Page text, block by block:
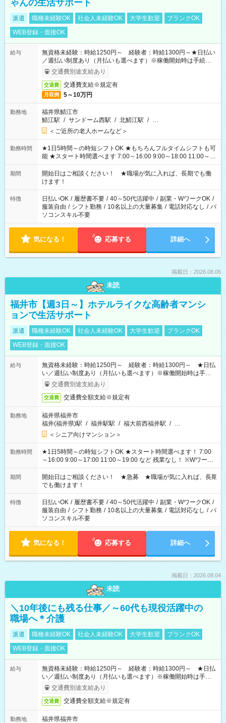
ゃんの生活サポート
派遣 職種未経験OK 社会人未経験OK 大学生歓迎
ブランクOK
WEB登録・面接OK
給与
無資格未経験：時給1250円～ 経験者：時給1300円～★日払い
／週払い制度あり（月払いも選べます）※稼働開始時は手続き完
了次第のお支払いとなります。
交通費別途支給あり
交通費 交通費支給※規定有
月収例 5～10万円
勤務地
福井県鯖江市
鯖江駅 / サンドーム西駅 / 北鯖江駅 / …
＜ご近所の老人ホームなど＞
勤務時間
★1日5時間～の時短シフトOK ★もちろんフルタイムシフトも可
能 ★スタート時間選べます 7:00～16:00 9:00～18:00 11:00～
20:00 など 残業なし！ ※Wワークの場合、他のお仕事と合わせ
週40時間超の就業はご案内できません ※法令に基づき、週20時
間以上勤務は社会保険への加入対象となります ※労働者派遣法
（日雇い派遣の原則禁止）により、短時間・短期間の就業はご
案内が難しい場合があります
期間
開始日はご相談ください！ ★職場が気に入れば、長期でも働
けます！
特徴 日払いOK / 履歴書不要 / 40～50代活躍中 / 副業・WワークOK /
服装自由 / シフト勤務 / 10名以上の大量募集 / 電話対応なし / パ
ソコンスキル不要
気になる！ 応募する 詳細へ
掲載日：2026.08.06
未読
福井市【週3日～】ホテルライクな高齢者マンシ
ョンで生活サポート
派遣 職種未経験OK 社会人未経験OK 大学生歓迎
ブランクOK
WEB登録・面接OK
給与
無資格未経験：時給1250円～ 経験者：時給1300円～ ★日払
い／週払い制度あり（月払いも選べます）※稼働開始時は手続き
完了次第のお支払いとなります。
交通費別途支給あり
交通費 交通費全額支給※規定有
勤務地
福井県福井市
福井(福井県)駅 / 福井駅駅 / 福大前西福井駅 / …
＜シニア向けマンション＞
勤務時間
★1日5時間～の時短シフトOK ★スタート時間選べます！ 7:00
～16:00 9:00～17:00 11:00～19:00 など 残業なし！ ※Wワーク
の場合、他のお仕事と合わせ週40時間超の就業はご案内できま
せん ※法令に基づき、週20時間以上勤務は社会保険への加入対
象となります ※労働者派遣法（日雇い派遣の原則禁止）によ
り、短時間・短期間の就業はご案内が難しい場合があります
期間
開始日はご相談ください！ ★急募 ★職場が気に入れば、長期
でも働けます！
特徴 日払いOK / 履歴書不要 / 40～50代活躍中 / 副業・WワークOK /
服装自由 / シフト勤務 / 10名以上の大量募集 / 電話対応なし / パ
ソコンスキル不要
気になる！ 応募する 詳細へ
掲載日：2026.08.04
未読
＼10年後にも残る仕事／～60代も現役活躍中の
職場へ＊介護
派遣 職種未経験OK 社会人未経験OK 大学生歓迎
ブランクOK
WEB登録・面接OK
給与
無資格未経験：時給1250円～ 経験者：時給1300円～ ★日払
い／週払い制度あり（月払いも選べます）※稼働開始時は手続き
完了次第のお支払いとなります。
交通費別途支給あり
交通費 交通費全額支給※規定有
勤務地
福井県福井市